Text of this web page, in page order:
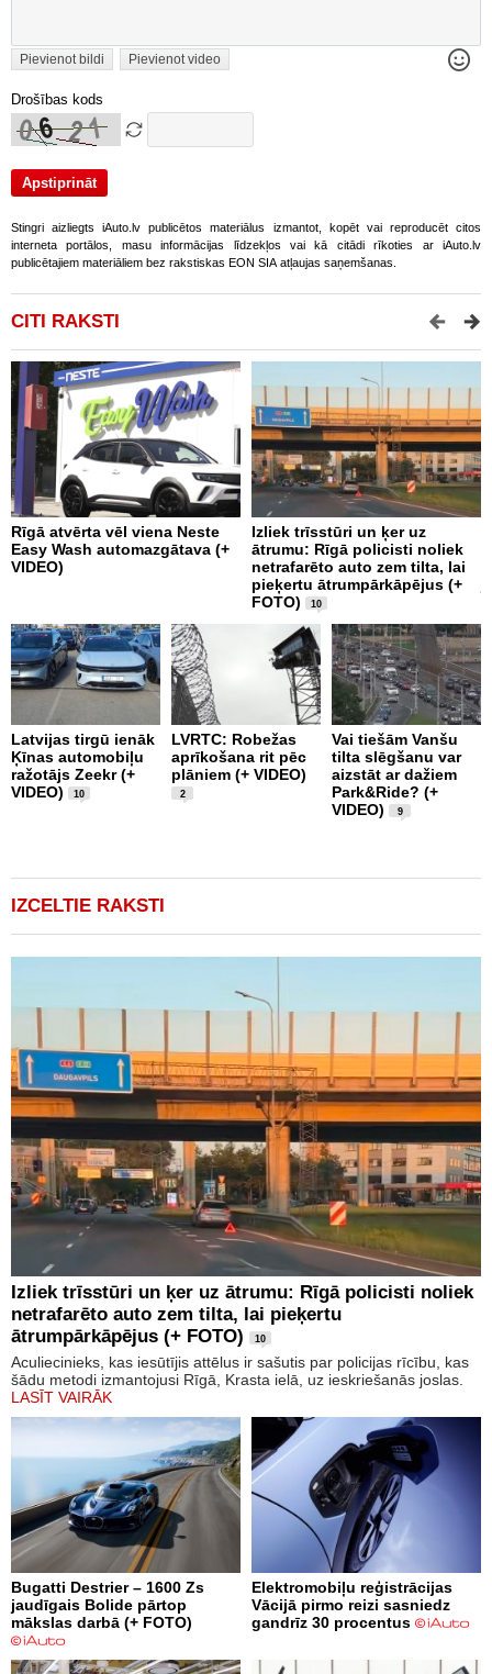
Pievienot bildi Pievienot video
Drošības kods
Stingri aizliegts iAuto.lv publicētos materiālus izmantot, kopēt vai reproducēt citos
interneta portālos, masu informācijas līdzekļos vai kā citādi rīkoties ar iAuto.lv
publicētajiem materiāliem bez rakstiskas EON SIA atļaujas saņemšanas.
CITI RAKSTI
Rīgā atvērta vēl viena Neste
Easy Wash automazgātava (+
VIDEO)
Izliek trīsstūri un ķer uz
ātrumu: Rīgā policisti noliek
netrafarēto auto zem tilta, lai
pieķertu ātrumpārkāpējus (+
FOTO)
10
Latvijas tirgū ienāk
Ķīnas automobiļu
ražotājs Zeekr (+
VIDEO)
10
LVRTC: Robežas
aprīkošana rit pēc
plāniem (+ VIDEO)
2
Vai tiešām Vanšu
tilta slēgšanu var
aizstāt ar dažiem
Park&Ride? (+
VIDEO)
9
IZCELTIE RAKSTI
Izliek trīsstūri un ķer uz ātrumu: Rīgā policisti noliek
netrafarēto auto zem tilta, lai pieķertu
ātrumpārkāpējus (+ FOTO)
10
Aculiecinieks, kas iesūtījis attēlus ir sašutis par policijas rīcību, kas
šādu metodi izmantojusi Rīgā, Krasta ielā, uz ieskriešanās joslas.
LASĪT VAIRĀK
Bugatti Destrier – 1600 Zs
jaudīgais Bolide pārtop
mākslas darbā (+ FOTO)
Elektromobiļu reģistrācijas
Vācijā pirmo reizi sasniedz
gandrīz 30 procentus